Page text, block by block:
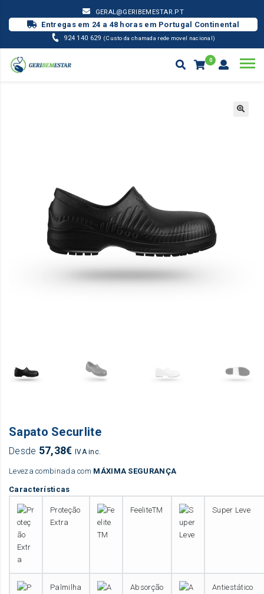
GERAL@GERIBEMESTAR.PT
Entregas em 24 a 48 horas em Portugal Continental
924 140 629 (Custo da chamada rede movel nacional)
0
CALÇADO WOCK / OUTROS SAPATO SECURLITE
Sapato Securlite
Desde 57,38€ IVA inc.
Leveza combinada com MÁXIMA SEGURANÇA
Características
Proteção
Extra
FeeliteTM Super Leve
Palmilha
Absorção
Antiestático